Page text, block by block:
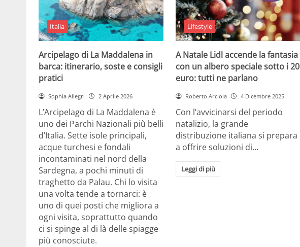
Italia
Arcipelago di La Maddalena in
barca: itinerario, soste e consigli
pratici
Sophia Allegri 2 Aprile 2026
L’Arcipelago di La Maddalena è
uno dei Parchi Nazionali più belli
d’Italia. Sette isole principali,
acque turchesi e fondali
incontaminati nel nord della
Sardegna, a pochi minuti di
traghetto da Palau. Chi lo visita
una volta tende a tornarci: è
uno di quei posti che migliora a
ogni visita, soprattutto quando
ci si spinge al di là delle spiagge
più conosciute.
Lifestyle
A Natale Lidl accende la fantasia
con un albero speciale sotto i 20
euro: tutti ne parlano
Roberto Arciola 4 Dicembre 2025
Con l’avvicinarsi del periodo
natalizio, la grande
distribuzione italiana si prepara
a offrire soluzioni di…
Leggi di più